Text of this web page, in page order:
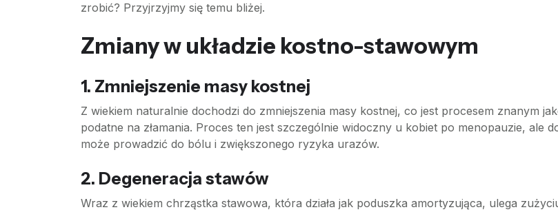
zrobić? Przyjrzyjmy się temu bliżej.
Zmiany w układzie kostno-stawowym
1. Zmniejszenie masy kostnej
Z wiekiem naturalnie dochodzi do zmniejszenia masy kostnej, co jest procesem znanym
podatne na złamania. Proces ten jest szczególnie widoczny u kobiet po menopauzie, ale
może prowadzić do bólu i zwiększonego ryzyka urazów.
2. Degeneracja stawów
Wraz z wiekiem chrząstka stawowa, która działa jak poduszka amortyzująca, ulega